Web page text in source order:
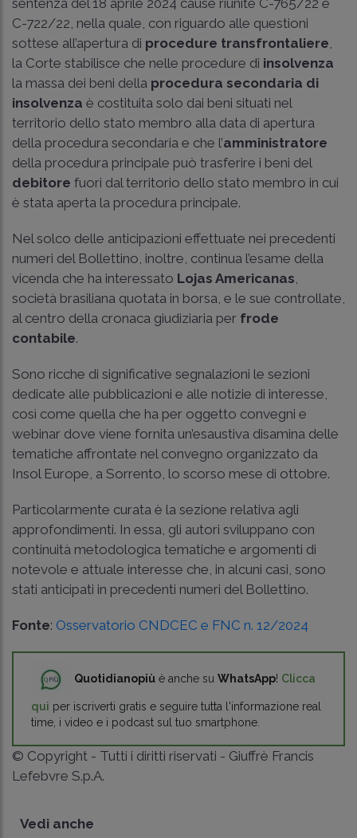
C-722/22, nella quale, con riguardo alle questioni
sottese all’apertura di procedure transfrontaliere
la Corte stabilisce che nelle procedure di insolvenza
la massa dei beni della procedura secondaria di
insolvenza è costituita solo dai beni situati nel
territorio dello stato membro alla data di apertura
della procedura secondaria e che l’amministratore
della procedura principale può trasferire i beni del
debitore fuori dal territorio dello stato membro in cui
è stata aperta la procedura principale.
Nel solco delle anticipazioni effettuate nei precedenti
numeri del Bollettino, inoltre, continua l’esame della
vicenda che ha interessato Lojas Americanas
società brasiliana quotata in borsa, e le sue controllate,
al centro della cronaca giudiziaria per frode
contabile.
Sono ricche di significative segnalazioni le sezioni
dedicate alle pubblicazioni e alle notizie di interesse,
così come quella che ha per oggetto convegni e
webinar dove viene fornita un’esaustiva disamina delle
tematiche affrontate nel convegno organizzato da
Insol Europe, a Sorrento, lo scorso mese di ottobre.
Particolarmente curata è la sezione relativa agli
approfondimenti. In essa, gli autori sviluppano con
continuità metodologica tematiche e argomenti di
notevole e attuale interesse che, in alcuni casi, sono
stati anticipati in precedenti numeri del Bollettino.
Fonte: Osservatorio CNDCEC e FNC n. 12/2024
Quotidianopiù è anche su WhatsApp! Clicca
qui per iscriverti gratis e seguire tutta l'informazione real
time, i video e i podcast sul tuo smartphone.
© Copyright - Tutti i diritti riservati - Giuffrè Francis
Lefebvre S.p.A.
Vedi anche